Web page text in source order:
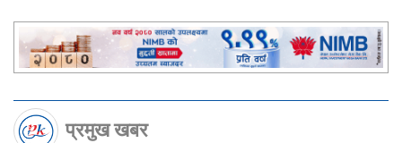
प्रमुख खबर